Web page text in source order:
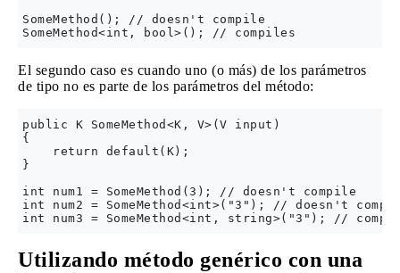
SomeMethod(); // doesn't compile
El segundo caso es cuando uno (o más) de los parámetros
de tipo no es parte de los parámetros del método:
public K SomeMethod<K, V>(V input)
{
    return default(K);
}
int num1 = SomeMethod(3); // doesn't compile
int num2 = SomeMethod<int>("3"); // doesn't
Utilizando método genérico con una